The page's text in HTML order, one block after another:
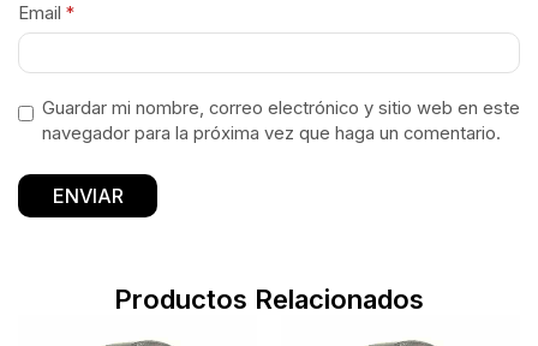
Email *
Guardar mi nombre, correo electrónico y sitio web en este
navegador para la próxima vez que haga un comentario.
Productos Relacionados